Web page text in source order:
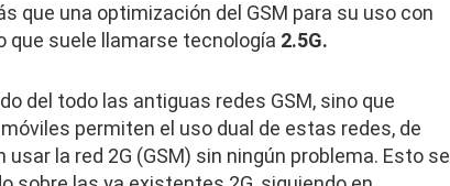
que una optimización del GSM para su uso con
que suele llamarse tecnología 2.5G.
del todo las antiguas redes GSM, sino que
permiten el uso dual de estas redes, de
la red 2G (GSM) sin ningún problema. Esto se